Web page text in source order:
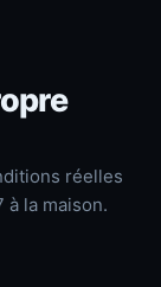
réelles
la maison.